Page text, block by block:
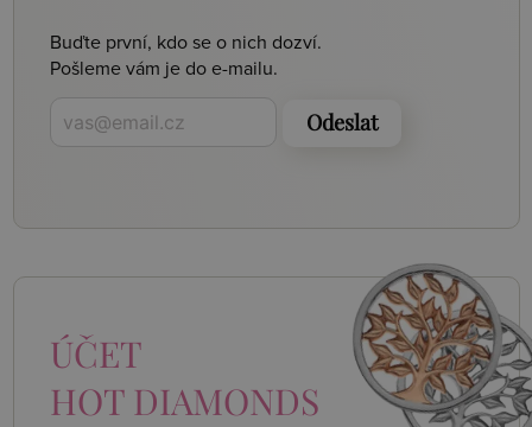
Buďte první, kdo se o nich dozví.
Pošleme vám je do e-mailu.
Odeslat
ÚČET
HOT DIAMONDS